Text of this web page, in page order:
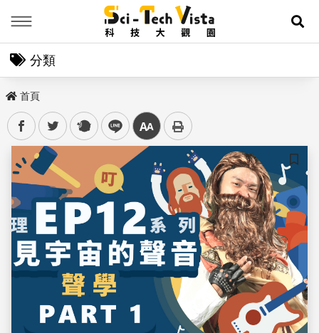
展
分類
首頁
facebooktwitter plurk line 中
儲存